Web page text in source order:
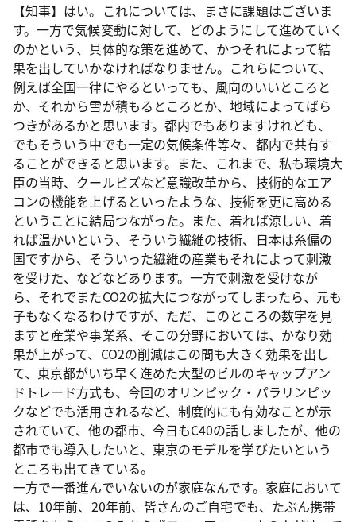
【知事】はい。これについては、まさに課題はございま
す。一方で気候変動に対して、どのようにして進めていく
のかという、具体的な策を進めて、かつそれによって結
果を出していかなければなりません。これらについて、
例えば全国一律にやるといっても、風向のいいところと
か、それから雪が積もるところとか、地域によってばら
つきがあるかと思います。都内でもありますけれども、
でもそういう中でも一定の気候条件等々、都内で共有す
ることができると思います。また、これまで、私も環境大
臣の当時、クールビズなど意識改革から、技術的なエア
コンの機能を上げるといったような、技術を更に高める
ということに結局つながった。また、着れば涼しい、着
れば温かいという、そういう繊維の技術、日本は糸偏の
国ですから、そういった繊維の産業もそれによって刺激
を受けた、などなどあります。一方で刺激を受けなが
ら、それでまたCO2の拡大につながってしまったら、元も
子もなくなるわけですが、ただ、このところの数字を見
ますと産業や事業系、そこの分野においては、かなり効
果が上がって、CO2の削減はこの間も大きく効果を出し
て、東京都がいち早く進めた大型のビルのキャップアン
ドトレード方式も、今回のオリンピック・パラリンピッ
クなどでも活用されるなど、制度的にも有効なことが示
されていて、他の都市、今日もC40の話しましたが、他の
都市でも導入したいと、東京のモデルを学びたいという
ところも出てきている。
一方で一番進んでいないのが家庭なんです。家庭において
は、10年前、20年前、皆さんのご自宅でも、たぶん携帯